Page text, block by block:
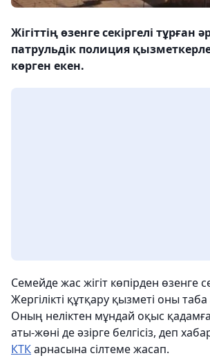
Жігіттің өзенге секіргелі тұрған
патрульдік полиция
көрген екен.
Семейде жас жігіт көпірден өзенге
Жергілікті құтқару қызметі оны
Оның неліктен мұндай оқыс
аты-жөні де әзірге белгісіз, деп
КТКарнасына сілтеме жасап.